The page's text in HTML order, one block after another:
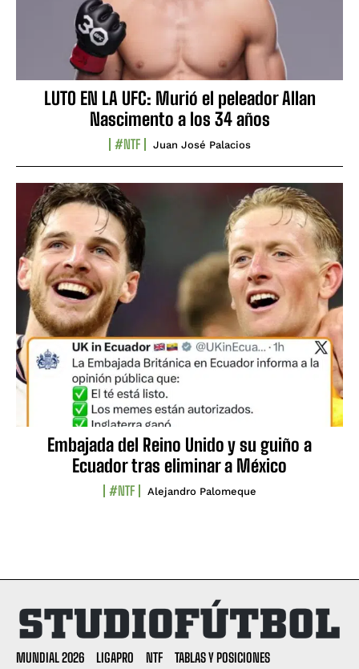
LUTO EN LA UFC: Murió el peleador Allan
Nascimento a los 34 años
#NTF Juan José Palacios
Embajada del Reino Unido y su guiño a
Ecuador tras eliminar a México
#NTF Alejandro Palomeque
MUNDIAL 2026 LIGAPRO NTF TABLAS Y POSICIONES